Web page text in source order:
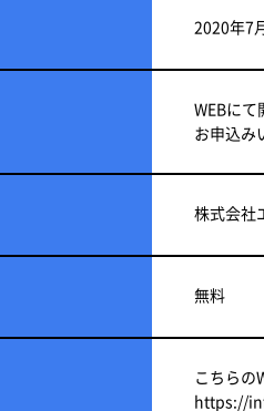
2020年7
WEBにて
お申込み
株式会社
無料
こちら の
https://